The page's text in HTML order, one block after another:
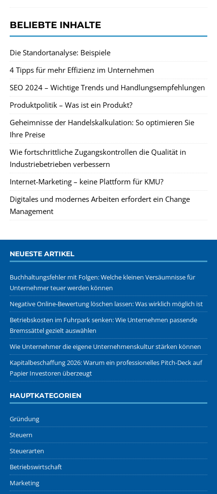
BELIEBTE INHALTE
Die Standortanalyse: Beispiele
4 Tipps für mehr Effizienz im Unternehmen
SEO 2024 – Wichtige Trends und Handlungsempfehlungen
Produktpolitik – Was ist ein Produkt?
Geheimnisse der Handelskalkulation: So optimieren Sie
Ihre Preise
Wie fortschrittliche Zugangskontrollen die Qualität in
Industriebetrieben verbessern
Internet-Marketing – keine Plattform für KMU?
Digitales und modernes Arbeiten erfordert ein Change
Management
NEUESTE ARTIKEL
Buchhaltungsfehler mit Folgen: Welche kleinen Versäumnisse für
Unternehmer teuer werden können
Negative Online-Bewertung löschen lassen: Was wirklich möglich ist
Betriebskosten im Fuhrpark senken: Wie Unternehmen passende
Bremssättel gezielt auswählen
Wie Unternehmer die eigene Unternehmenskultur stärken können
Kapitalbeschaffung 2026: Warum ein professionelles Pitch-Deck auf
Papier Investoren überzeugt
HAUPTKATEGORIEN
Gründung
Steuern
Steuerarten
Betriebswirtschaft
Marketing